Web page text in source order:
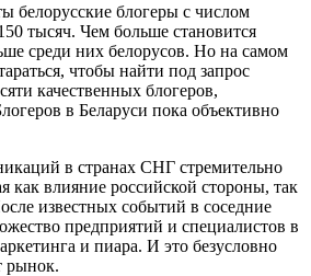
белорусские блогеры с числом
тысяч. Чем больше становится
среди них белорусов. Но на самом
чтобы найти под запрос
качественных блогеров,
в Беларуси пока объективно
в странах СНГ стремительно
как влияние российской стороны, так
известных событий в соседние
предприятий и специалистов в
и пиара. И это безусловно
рынок.